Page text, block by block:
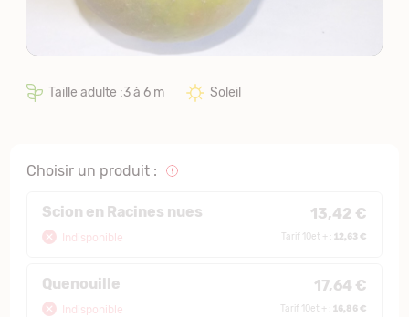
Taille adulte :3 à 6 m Soleil
Choisir un produit :
Scion en Racines nues 13,42 €
Indisponible Tarif 10et + :12,63 €
Quenouille 17,64 €
Indisponible Tarif 10et + :16,86 €